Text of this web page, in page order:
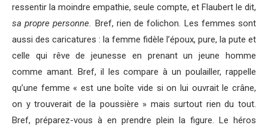
ressentir la moindre empathie, seule compte, et Flaubert le dit,
sa propre personne. Bref, rien de folichon. Les femmes sont
aussi des caricatures : la femme fidèle l’époux, pure, la pute et
celle qui rêve de jeunesse en prenant un jeune homme
comme amant. Bref, il les compare à un poulailler, rappelle
qu’une femme « est une boîte vide si on lui ouvrait le crâne,
on y trouverait de la poussière » mais surtout rien du tout.
Bref, préparez-vous à en prendre plein la figure. Le héros